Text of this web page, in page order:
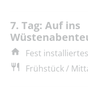
7. Tag: Auf ins
Fest
Frühstück /